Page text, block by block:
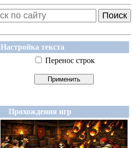
Поиск
Настройка текста
Перенос строк
Прохождения игр